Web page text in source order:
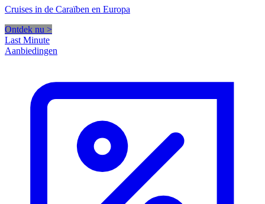
Cruises in de Caraïben en Europa
Ontdek nu >
Last Minute
Aanbiedingen